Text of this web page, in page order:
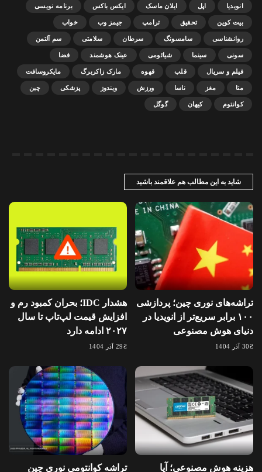
انویدیا اپل ایلان ماسک ایکس باکس برنامه نویسی
بیت کوین تحقیق ترامپ جیمز وب خواب
روانشناسی سامسونگ سرطان سلامتی سم آلتمن
سونی سینما شیائومی عینک هوشمند فضا
فیلم و سریال قلب قهوه مارک زاکربرگ مایکروسافت
متا مغز ناسا ورزش ویندوز پزشکی چین
کوانتوم کیهان گوگل
شاید به این مطالب هم علاقمند باشید
تراشه‌های نوری چین؛ پردازشی
۱۰۰ برابر سریع‌تر از انویدیا در
دنیای هوش مصنوعی
30 آذر 1404
هشدار IDC؛ بحران کمبود رم و
افزایش قیمت لپ‌تاپ تا سال
۲۰۲۷ ادامه دارد
29 آذر 1404
هزینه هوش مصنوعی؛ آیا تراشه کوانتومی نوری چین